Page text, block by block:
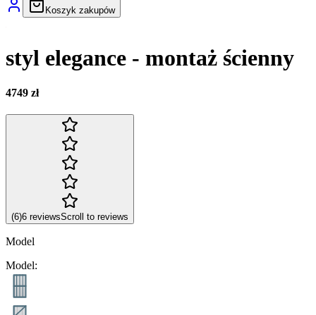
Koszyk zakupów
styl elegance - montaż ścienny
4749 zł
(6)6 reviewsScroll to reviews
Model
Model: